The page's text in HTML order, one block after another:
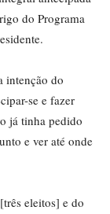
do Programa
intenção do
se e fazer
já tinha pedido
e ver até onde
eleitos] e do